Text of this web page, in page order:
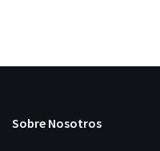
Sobre Nosotros